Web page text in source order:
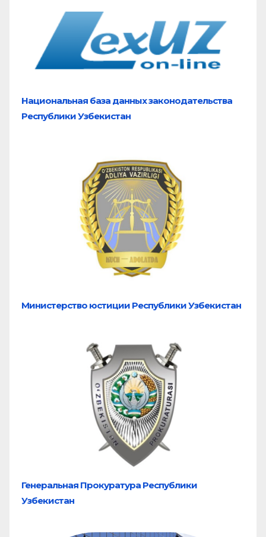
Национальная база данных законодательства
Республики Узбекистан
Министерство юстиции Республики Узбекистан
Генеральная Прокуратура Республики
Узбекистан